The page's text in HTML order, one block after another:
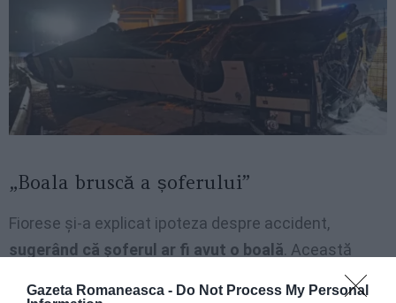
Gazeta Romaneasca - Do Not Process My Personal
„Boala bruscă a șoferului”
Fiorese și-a explicat ipoteza despre accident,
sugerând că șoferul ar fi avut o boală. Această
autobuzul era